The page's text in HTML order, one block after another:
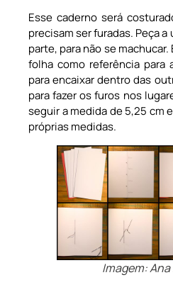
Esse caderno será
precisam ser furadas. Peça
parte, para não se
folha como referência para
para encaixar dentro das
para fazer os furos nos
seguir a medida de 5,25 cm
próprias medidas.
Imagem: